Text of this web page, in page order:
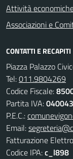
Attività
Associazioni e
CONTATTI E RECAPITI
Piazza Palazzo
Tel:011.9804269
Codice Fiscale:
Partita IVA:
P.E.C.:
Email:
Fatturazione
Codice IPA:c_l898